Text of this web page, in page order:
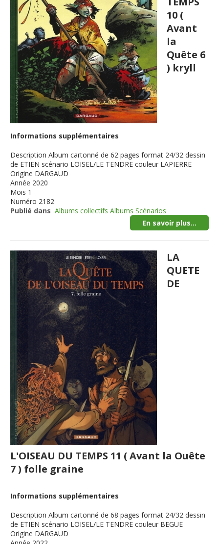
10 (
Avant
la
Quête 6
) kryll
Informations supplémentaires
Description Album cartonné de 62 pages format 24/32 dessin
de ETIEN scénario LOISEL/LE TENDRE couleur LAPIERRE
Origine DARGAUD
Année 2020
Mois 1
Numéro 2182
Publié dans Albums collectifs Albums Scénarios
En savoir plus...
LA
QUETE
DE
L'OISEAU DU TEMPS 11 ( Avant la Ouête
7 ) folle graine
Informations supplémentaires
Description Album cartonné de 68 pages format 24/32 dessin
de ETIEN scénario LOISEL/LE TENDRE couleur BEGUE
Origine DARGAUD